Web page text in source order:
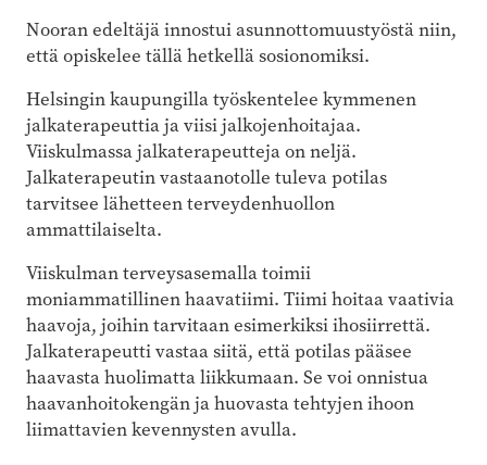
Nooran edeltäjä innostui asunnottomuustyöstä niin,
että opiskelee tällä hetkellä sosionomiksi.
Helsingin kaupungilla työskentelee kymmenen
jalkaterapeuttia ja viisi jalkojenhoitajaa.
Viiskulmassa jalkaterapeutteja on neljä.
Jalkaterapeutin vastaanotolle tuleva potilas
tarvitsee lähetteen terveydenhuollon
ammattilaiselta.
Viiskulman terveysasemalla toimii
moniammatillinen haavatiimi. Tiimi hoitaa vaativia
haavoja, joihin tarvitaan esimerkiksi ihosiirrettä.
Jalkaterapeutti vastaa siitä, että potilas pääsee
haavasta huolimatta liikkumaan. Se voi onnistua
haavanhoitokengän ja huovasta tehtyjen ihoon
liimattavien kevennysten avulla.